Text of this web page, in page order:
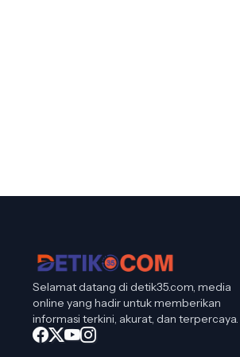
Selamat datang di detik35.com, media
online yang hadir untuk memberikan
informasi terkini, akurat, dan terpercaya.